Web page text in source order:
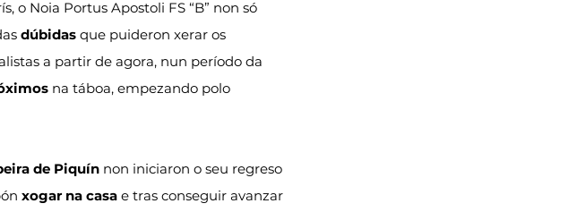
o Noia Portus Apostoli FS “B” non só
dúbidas que puideron xerar os
a partir de agora, nun período da
na táboa, empezando polo
de Piquín non iniciaron o seu regreso
xogar na casa e tras conseguir avanzar